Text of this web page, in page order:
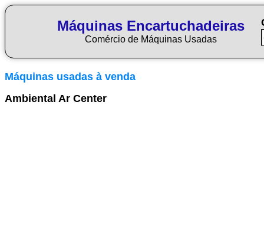
Máquinas Encartuchadeiras
Comércio de Máquinas Usadas
Máquinas usadas à venda
Ambiental Ar Center